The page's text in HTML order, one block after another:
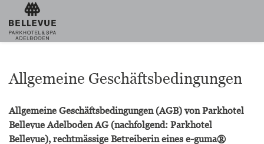
Allgemeine Geschäftsbedingungen
Allgemeine Geschäftsbedingungen (AGB) von Parkhotel
Bellevue Adelboden AG (nachfolgend: Parkhotel
Bellevue), rechtmässige Betreiberin eines e-guma®